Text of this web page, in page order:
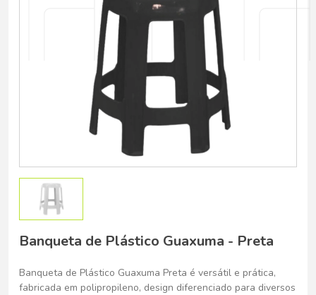
Banqueta de Plástico Guaxuma - Preta
Banqueta de Plástico Guaxuma Preta é versátil e prática,
fabricada em polipropileno, design diferenciado para diversos
Brasília - Asa Sul
Goiânia - Jardim América II
Belo Horizonte - Belo Horizonte